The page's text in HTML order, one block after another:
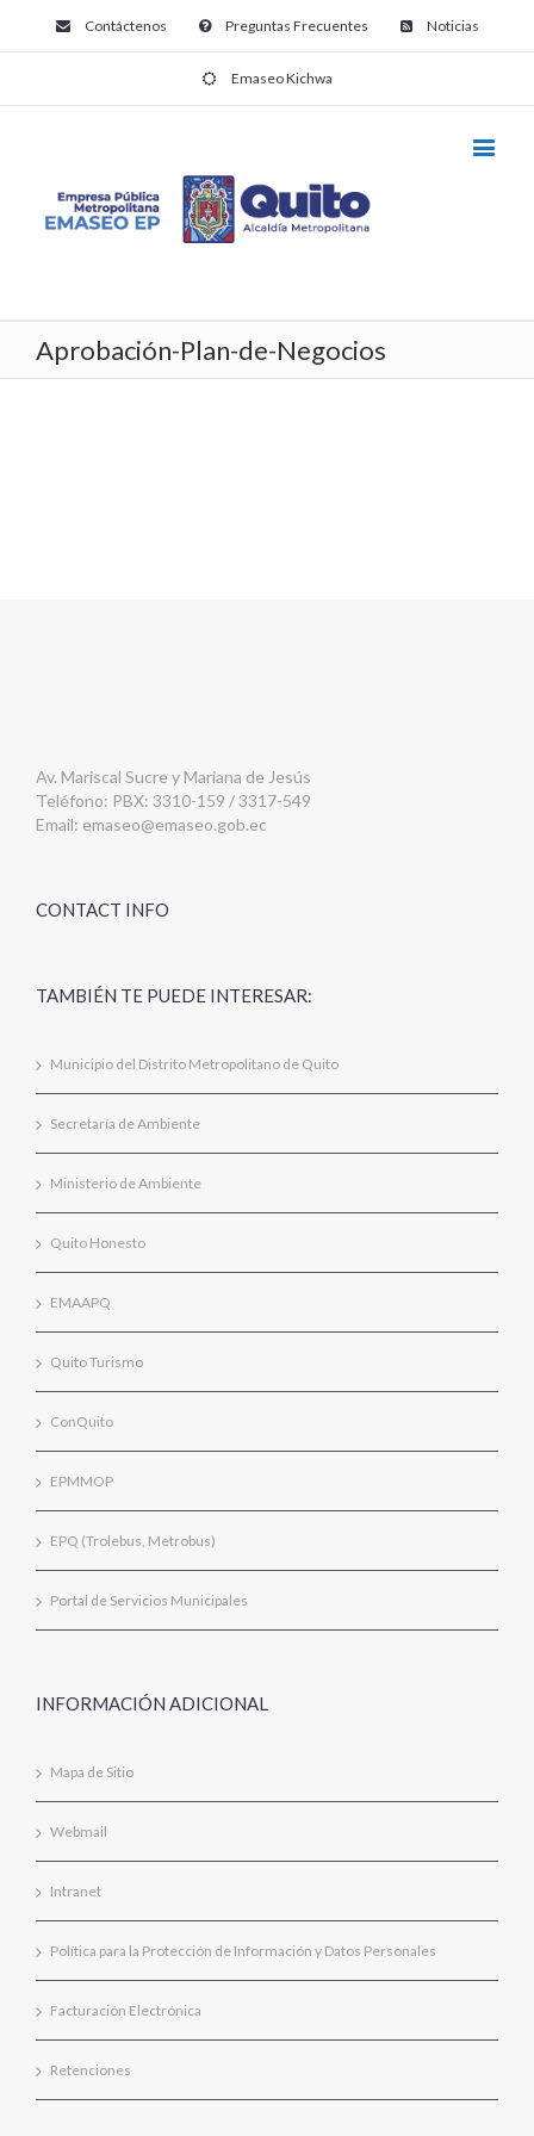
Contáctenos Preguntas Frecuentes Noticias
Emaseo Kichwa
Aprobación-Plan-de-Negocios
Av. Mariscal Sucre y Mariana de Jesús
Teléfono: PBX: 3310-159 / 3317-549
Email: emaseo@emaseo.gob.ec
CONTACT INFO
TAMBIÉN TE PUEDE INTERESAR:
Municipio del Distrito Metropolitano de Quito
Secretaría de Ambiente
Ministerio de Ambiente
Quito Honesto
EMAAPQ
Quito Turismo
ConQuito
EPMMOP
EPQ (Trolebus, Metrobus)
Portal de Servicios Municipales
INFORMACIÓN ADICIONAL
Mapa de Sitio
Webmail
Intranet
Política para la Protección de Información y Datos Personales
Facturación Electrónica
Retenciones